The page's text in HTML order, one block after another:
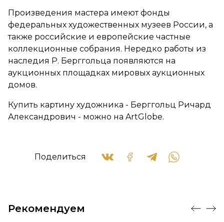
Произведения мастера имеют фонды
федеральных художественных музеев России, а
также российские и европейские частные
коллекционные собрания. Нередко работы из
наследия Р. Берггольца появляются на
аукционных площадках мировых аукционных
домов.
Купить картину художника - Берггольц Ричард
Александрович - можно на ArtGlobe.
Поделиться
Рекомендуем